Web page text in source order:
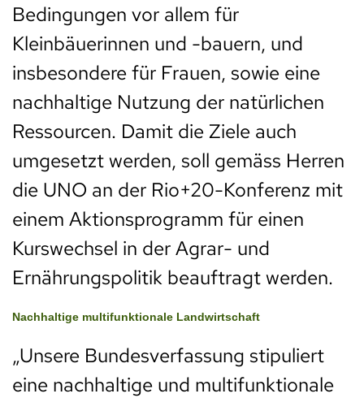
Bedingungen vor allem für
Kleinbäuerinnen und -bauern, und
insbesondere für Frauen, sowie eine
nachhaltige Nutzung der natürlichen
Ressourcen. Damit die Ziele auch
umgesetzt werden, soll gemäss Herren
die UNO an der Rio+20-Konferenz mit
einem Aktionsprogramm für einen
Kurswechsel in der Agrar- und
Ernährungspolitik beauftragt werden.
Nachhaltige multifunktionale Landwirtschaft
„Unsere Bundesverfassung stipuliert
eine nachhaltige und multifunktionale